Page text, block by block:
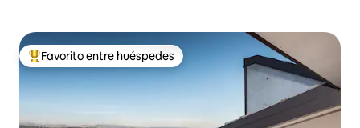
Favorito entre huéspedes preferido
Favorito entre huéspedes